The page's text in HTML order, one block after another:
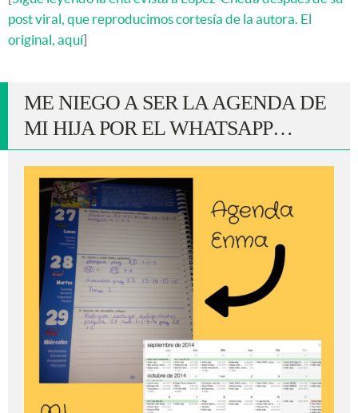
post viral, que reproducimos cortesía de la autora. El
original, aquí]
ME NIEGO A SER LA AGENDA DE
MI HIJA POR EL WHATSAPP…